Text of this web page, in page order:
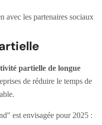
avec les partenaires sociaux
partielle de longue
de réduire le temps de
est envisagée pour 2025 :